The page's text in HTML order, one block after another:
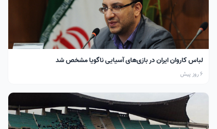
لباس کاروان ایران در بازی‌های آسیایی ناگویا مشخص شد
6 روز پیش